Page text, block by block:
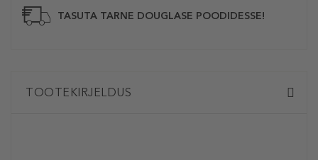
TASUTA TARNE DOUGLASE POODIDESSE!
TOOTEKIRJELDUS